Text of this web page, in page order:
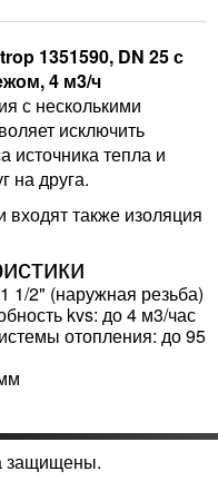
1351590, DN 25 с
4 м3/ч
с несколькими
исключить
источника тепла и
на друга.
входят также изоляция
1/2" (наружная резьба)
kvs: до 4 м3/час
отопления: до 95
защищены.